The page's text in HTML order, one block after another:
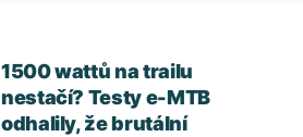
1500 wattů na trailu
nestačí? Testy e-MTB
odhalily, že brutální